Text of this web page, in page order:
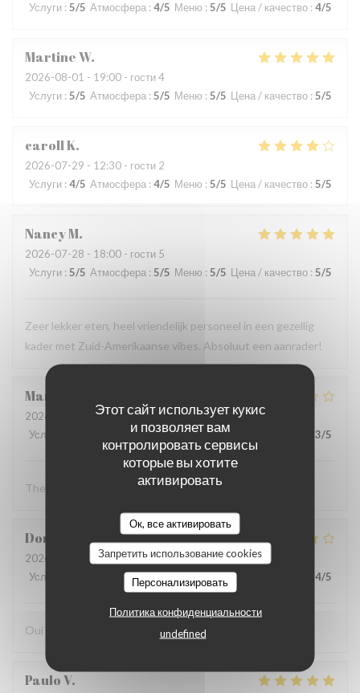
Этот сайт использует кукис
и позволяет вам
контролировать сервисы
которые вы хотите
активировать
Ок, все активировать
Запретить использование cookies
Персонализировать
Политика конфиденциальности
undefined
Услуги : 5/5 Атмосфера : 4/5 Меню : 5/5 Цена / качество : 4/5
MartineW
2026-08-01 - 19:00 - гости 4
Услуги : 5/5 Атмосфера : 5/5 Меню : 5/5 Цена / качество : 5/5
carollK
2026-07-29 - 12:30 - гости 2
Услуги : 4/5 Атмосфера : 4/5 Меню : 5/5 Цена / качество : 5/5
NancyM
2026-07-28 - 18:00 - гости 5
Услуги : 5/5 Атмосфера : 5/5 Меню : 5/5 Цена / качество : 5/5
Zeer lekker eten, heel vriendelijk personeel in een gezellig
kader met Zuid-Amerikaanse vibes. Absoluut een aanrader!
Marc
2026-07-29
- 12:00 - гости 2
Услуги
Атмосфера:4/5 Меню 4/5 3/5
The food was good
DominiqueF
2026-07-26
- 19:00 - гости 3
Услуги
Атмосфера:4/5 Меню:4/5 Цена / качество 4/5
Oui
PauloV